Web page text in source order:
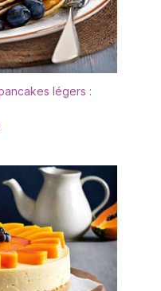
dans
contextes. C’est
pour mélanger
les légumes et
légers :